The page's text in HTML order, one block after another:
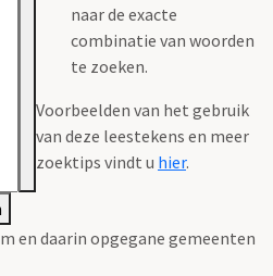
naar de exacte
combinatie van woorden
te zoeken.
Voorbeelden van het gebruik
van deze leestekens en meer
zoektips vindt u hier.
en daarin opgegane gemeenten